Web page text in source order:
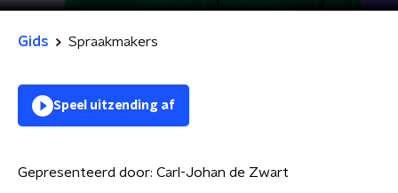
Gids Spraakmakers
Speel uitzending af
Gepresenteerd door: Carl-Johan de Zwart